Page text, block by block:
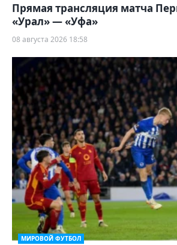
Прямая трансляция матча
«Урал» — «Уфа»
08 августа 2026 18:58
МИРОВОЙ ФУТБОЛ